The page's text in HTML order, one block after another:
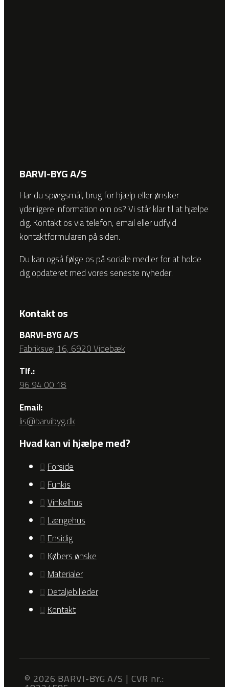
BARVI-BYG A/S
Har du spørgsmål, brug for hjælp eller ønsker
yderligere information om os? Vi står klar til at hjælpe
dig. Kontakt os via telefon, email eller udfyld
kontaktformularen på siden.
Du kan også følge os på sociale medier for at holde
dig opdateret med vores seneste nyheder.
Kontakt os
BARVI-BYG A/S
Fabriksvej 16, 6920 Videbæk
Tlf.:
96 94 00 18
Email:
lis@barvibyg.dk
Hvad kan vi hjælpe med?
Forside
Funkis
Vinkelhus
Længehus
Ensidig
Købers ønske
Materialer
Detaljebilleder
Kontakt
© 2026 BARVI-BYG A/S | CVR nr.: